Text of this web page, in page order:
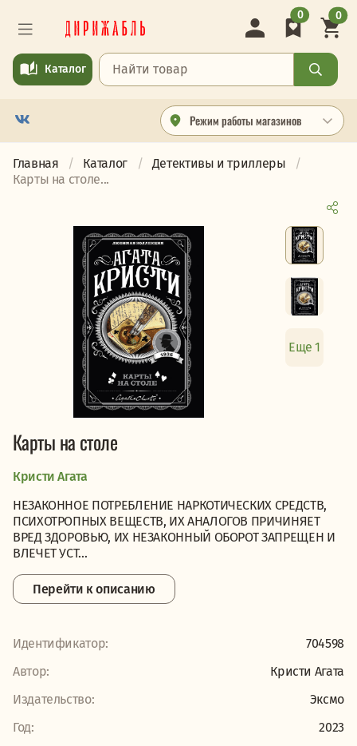
Режим работы магазинов
Каталог
0 0
Главная Каталог
Детективы и триллеры
Карты на столе...
Еще 1
Карты на столе
Кристи Агата
НЕЗАКОННОЕ ПОТРЕБЛЕНИЕ НАРКОТИЧЕСКИХ СРЕДСТВ,
ПСИХОТРОПНЫХ ВЕЩЕСТВ, ИХ АНАЛОГОВ ПРИЧИНЯЕТ
ВРЕД ЗДОРОВЬЮ, ИХ НЕЗАКОННЫЙ ОБОРОТ ЗАПРЕЩЕН И
ВЛЕЧЕТ УСТ...
Перейти к описанию
Идентификатор:
704598
Автор:
Кристи Агата
Издательство:
Эксмо
Год:
2023